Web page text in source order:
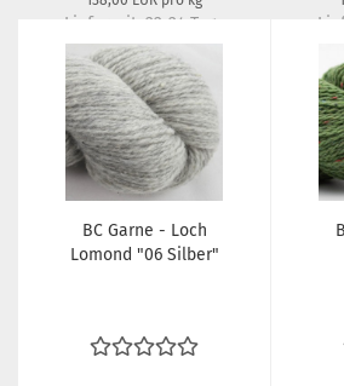
Lieferzeit: 22-24 Tage
BC Garne - Loch
Lomond "06 Silber"